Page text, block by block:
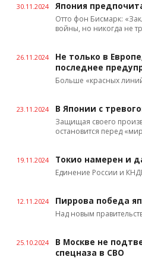
30.11.2024 Япония
Отто фон Бисмарк:
войны, но никогда не
26.11.2024
Не только в
последнее
Больше «красных
23.11.2024 В Японии с
Защищая своего
остановится перед
19.11.2024 Токио намерен и
Единение России и
12.11.2024 Пиррова победа
Над новым
25.10.2024
В Москве не
спецназа в СВО